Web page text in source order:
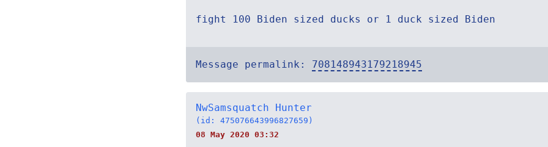
fight 100 Biden sized ducks or 1 duck sized Biden
Message permalink: 708148943179218945
NwSamsquatch Hunter
(id: 475076643996827659)
08 May 2020 03:32